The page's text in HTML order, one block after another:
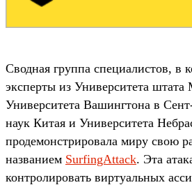
Сводная группа специалистов, в
эксперты из Университета штата
Университета Вашингтона в
наук Китая и Университета
продемонстрировала миру свою
названием SurfingAttack. Эта
контролировать виртуальных